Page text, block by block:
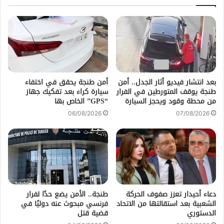
بعد انتشار فيديو أثار الجدل.. أمن
طنجة يوقف المتورطين في الفرار
من محطة وقود ويحجز السيارة
07/08/2026
أمن طنجة يحقق في اختفاء
سيارة كراء بعد تفكيك جهاز
“GPS” الخاص بها
06/08/2026
دعاء أحيدار تعزز صفوف الحركة
الشعبية بعد استقالتها من الاتحاد
الدستوري
طنجة.. الأمن يضع حدًا لفرار
فرنسي مبحوث عنه دوليًا في
قضية قتل